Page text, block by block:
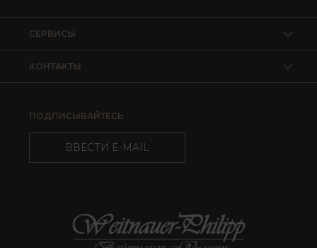
КОНТАКТЫ
СЕРВИСЫ
ПОДПИСЫВАЙТЕСЬ
ВВЕСТИ E-MAIL